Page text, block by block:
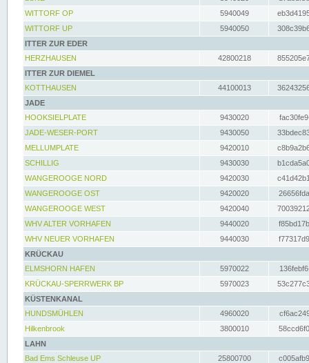
WITTORF OP
5940049
WITTORF UP
5940050
ITTER ZUR EDER
HERZHAUSEN
42800218
ITTER ZUR DIEMEL
KOTTHAUSEN
44100013
JADE
HOOKSIELPLATE
9430020
JADE-WESER-PORT
9430050
MELLUMPLATE
9420010
SCHILLIG
9430030
WANGEROOGE NORD
9420030
WANGEROOGE OST
9420020
WANGEROOGE WEST
9420040
WHV ALTER VORHAFEN
9440020
WHV NEUER VORHAFEN
9440030
KRÜCKAU
ELMSHORN HAFEN
5970022
KRÜCKAU-SPERRWERK BP
5970023
KÜSTENKANAL
HUNDSMÜHLEN
4960020
Hilkenbrook
3800010
LAHN
Bad Ems Schleuse UP
25800700